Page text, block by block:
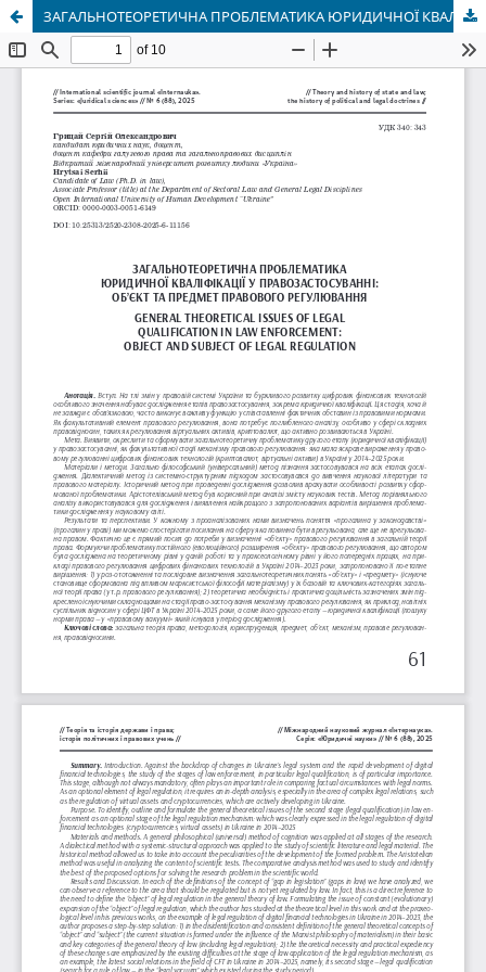
ЗАГАЛЬНОТЕОРЕТИЧНА ПРОБЛЕМАТИКА ЮРИДИЧНОЇ КВАЛІФІКАЦІЇ У ПРАВОЗАСТОСУВАННІ: ОБ’ЄКТ ТА ПРЕДМЕТ ПРАВОВОГО РЕГУЛЮВАННЯ